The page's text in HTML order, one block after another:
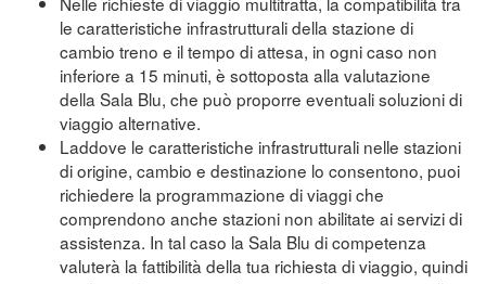
le caratteristiche infrastrutturali della stazione di
cambio treno e il tempo di attesa, in ogni caso non
inferiore a 15 minuti, è sottoposta alla valutazione
della Sala Blu, che può proporre eventuali soluzioni di
viaggio alternative.
Laddove le caratteristiche infrastrutturali nelle stazioni
di origine, cambio e destinazione lo consentono, puoi
richiedere la programmazione di viaggi che
comprendono anche stazioni non abilitate ai servizi di
assistenza. In tal caso la Sala Blu di competenza
valuterà la fattibilità della tua richiesta di viaggio, quindi